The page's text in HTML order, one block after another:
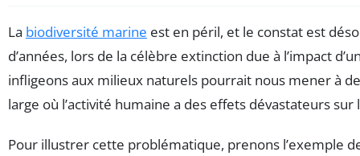
La biodiversité marine est en péril, et le constat est
d’années, lors de la célèbre extinction due à l’impact
infligeons aux milieux naturels pourrait nous mener à
large où l’activité humaine a des effets dévastateurs
Pour illustrer cette problématique, prenons l’exemple